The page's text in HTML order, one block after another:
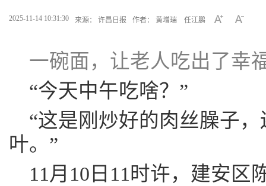
2025-11-14 10:31:30 来源： 许昌日报 作者： 黄增瑞 任江鹏
一碗面，让老人吃出了幸
“今天中午吃啥？”
“这是刚炒好的肉丝臊子
叶。”
11月10日11时许，建安区